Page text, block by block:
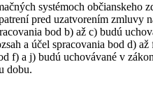
systémoch občianskeho
pred uzatvorením
bod b) až c) budú
a účel spracovania bod d)
f) a j) budú uchovávané v
dobu.